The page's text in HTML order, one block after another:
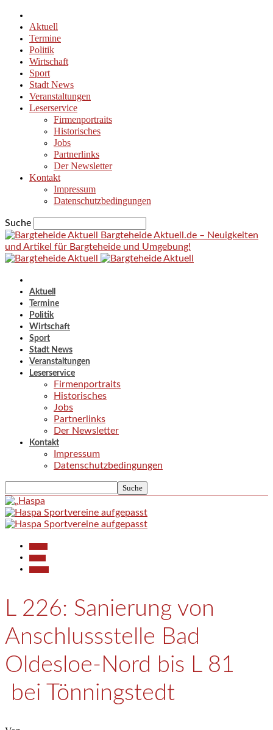
Aktuell
Termine
Politik
Wirtschaft
Sport
Stadt News
Veranstaltungen
Leserservice
Firmenportraits
Historisches
Jobs
Partnerlinks
Der Newsletter
Kontakt
Impressum
Datenschutzbedingungen
Suche
Bargteheide Aktuell.de – Neuigkeiten
und Artikel für Bargteheide und Umgebung!
Aktuell
Termine
Politik
Wirtschaft
Sport
Stadt News
Veranstaltungen
Leserservice
Firmenportraits
Historisches
Jobs
Partnerlinks
Der Newsletter
Kontakt
Impressum
Datenschutzbedingungen
L 226: Sanierung von
Anschlussstelle Bad
Oldesloe-Nord bis L 81
bei Tönningstedt